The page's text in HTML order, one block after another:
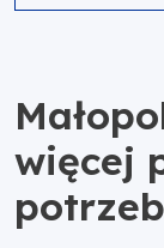
więcej